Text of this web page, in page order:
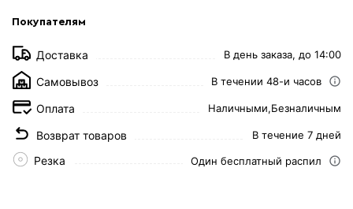
Покупателям
Доставка В день заказа, до 14:00
Самовывоз В течении 48-и часов
Оплата Наличными,Безналичным
Возврат товаров В течение 7 дней
Резка Один бесплатный распил